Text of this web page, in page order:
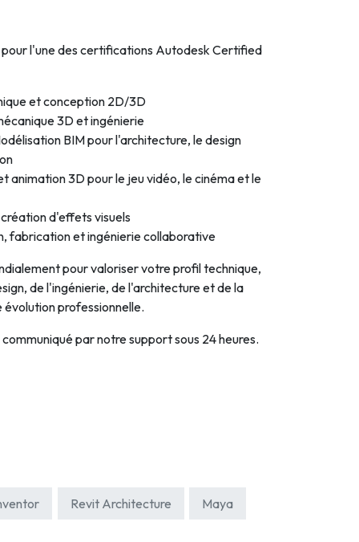
l'une des certifications Autodesk Certified
et conception 2D/3D
3D et ingénierie
BIM pour l'architecture, le design
animation 3D pour le jeu vidéo, le cinéma et le
d'effets visuels
fabrication et ingénierie collaborative
pour valoriser votre profil technique,
de l'ingénierie, de l'architecture et de la
professionnelle.
par notre support sous 24 heures.
Revit Architecture Maya